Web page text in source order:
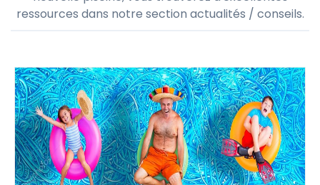
ressources dans notre section actualités / conseils.